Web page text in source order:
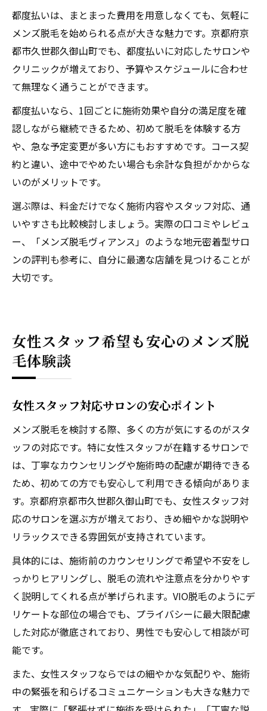
都度払いは、まとまった費用を用意しなくても、気軽に
メンズ脱毛を始められる点が大きな魅力です。京都府京
都市久世郡久御山町でも、都度払いに対応したサロンや
クリニックが増えており、予算やスケジュールに合わせ
て無理なく通うことができます。
都度払いなら、1回ごとに施術効果や自分の満足度を確
認しながら継続できるため、初めて脱毛を体験する方
や、急な予定変更が多い方にもおすすめです。コース契
約と違い、途中でやめたい場合も余計な負担がかからな
いのがメリットです。
選ぶ際は、料金だけでなく施術内容やスタッフ対応、通
いやすさも比較検討しましょう。実際の口コミやレビュ
ー、「メンズ脱毛ヴィアンス」のような地元密着型サロ
ンの評判も参考に、自分に最適な店舗を見つけることが
大切です。
女性スタッフ希望も安心のメンズ脱
毛体験談
女性スタッフ対応サロンの安心ポイント
メンズ脱毛を検討する際、多くの方が気にするのがスタ
ッフの対応です。特に女性スタッフが在籍するサロンで
は、丁寧なカウンセリングや施術時の配慮が期待できる
ため、初めての方でも安心して利用できる傾向がありま
す。京都府京都市久世郡久御山町でも、女性スタッフ対
応のサロンを選ぶ方が増えており、きめ細やかな説明や
リラックスできる雰囲気が支持されています。
具体的には、施術前のカウンセリングで希望や不安をし
っかりヒアリングし、脱毛の流れや注意点を分かりやす
く説明してくれる点が挙げられます。VIO脱毛のようにデ
リケートな部位の場合でも、プライバシーに最大限配慮
した対応が徹底されており、男性でも安心して相談が可
能です。
また、女性スタッフならではの細やかな気配りや、施術
中の緊張を和らげるコミュニケーションも大きな魅力で